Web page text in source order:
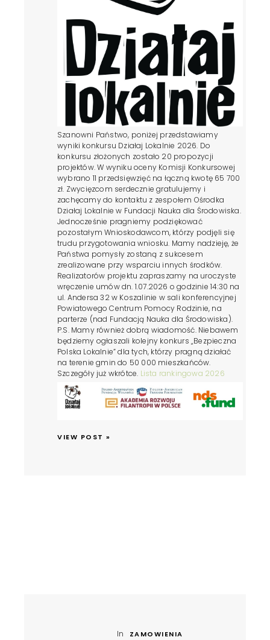
Szanowni Państwo, poniżej przedstawiamy
wyniki konkursu Działaj Lokalnie 2026. Do
konkursu złożonych zostało 20 propozycji
projektów. W wyniku oceny Komisji Konkursowej
wybrano 11 przedsięwzięć na łączną kwotę 65 700
zł. Zwycięzcom serdecznie gratulujemy i
zachęcamy do kontaktu z zespołem Ośrodka
Działaj Lokalnie w Fundacji Nauka dla Środowiska.
Jednocześnie pragniemy podziękować
pozostałym Wnioskodawcom, którzy podjęli się
trudu przygotowania wniosku. Mamy nadzieję, że
Państwa pomysły zostaną z sukcesem
zrealizowane przy wsparciu innych środków.
Realizatorów projektu zapraszamy na uroczyste
wręczenie umów dn. 1.07.2026 o godzinie 14:30 na
ul. Andersa 32 w Koszalinie w sali konferencyjnej
Powiatowego Centrum Pomocy Rodzinie, na
parterze (nad Fundacją Nauka dla Środowiska).
P.S. Mamy również dobrą wiadomość. Niebawem
będziemy ogłaszali kolejny konkurs „Bezpieczna
Polska Lokalnie” dla tych, którzy pragną działać
na terenie gmin do 50 000 mieszkańców.
Szczegóły już wkrótce. Lista rankingowa 2026
VIEW POST »
In ZAMOWIENIA